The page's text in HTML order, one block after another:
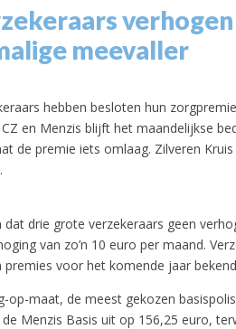
meevaller
hebben besloten hun
en Menzis blijft het maandelijkse
de premie iets omlaag. Zilveren
drie grote verzekeraars geen
van zo’n 10 euro per maand.
voor het komende jaar
op-maat, de meest gekozen
Menzis Basis uit op 156,25 euro,